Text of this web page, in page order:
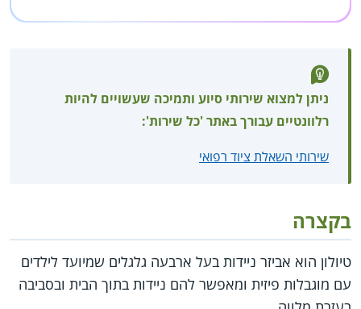
ניתן למצוא שירותי סיוע ותמיכה שעשויים להיות
רלוונטיים עבורך באתר 'כל שירות':
שירותי השאלת ציוד רפואי
בקצרה
טיולון הוא אביזר ניידות בעל ארבעה גלגלים שמיועד לילדים
עם מוגבלות פיזית ומאפשר להם ניידות בתוך הבית ובסביבה